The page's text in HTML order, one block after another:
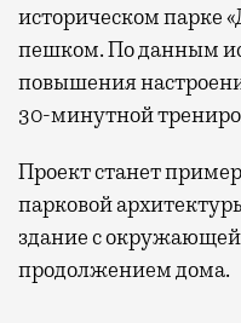
историческом парке
пешком. По данным
повышения
30-минутной
Проект станет
парковой
здание с
продолжением дома.